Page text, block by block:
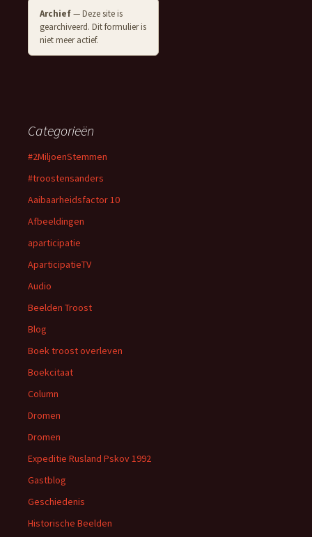
Archief— Deze site is
gearchiveerd. Dit formulier is
niet meer actief.
Categorieën
#2MiljoenStemmen
#troostensanders
Aaibaarheidsfactor 10
Afbeeldingen
aparticipatie
AparticipatieTV
Audio
Beelden Troost
Blog
Boek troost overleven
Boekcitaat
Column
Dromen
Dromen
Expeditie Rusland Pskov 1992
Gastblog
Geschiedenis
Historische Beelden